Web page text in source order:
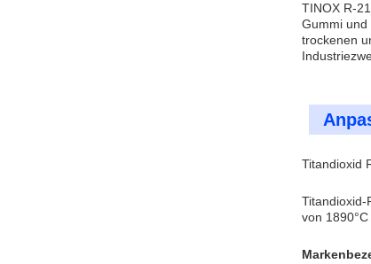
TINOX R-
Gummi und
trockenen
Titandioxid
Titandioxid-
von